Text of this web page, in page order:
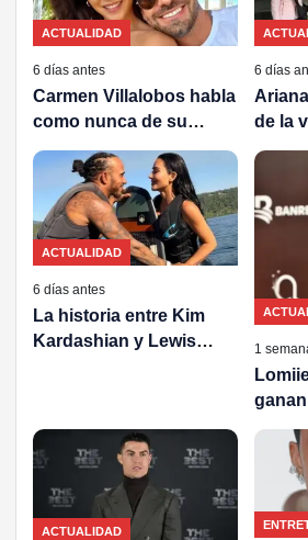
ACTUALIDAD
6 días antes
Carmen Villalobos habla
como nunca de su
separación y del año
que le cambió la vida
6 días
de la
ACTUALIDAD
6 días antes
La historia entre Kim
Kardashian y Lewis
novia
1
ACTUALIDAD